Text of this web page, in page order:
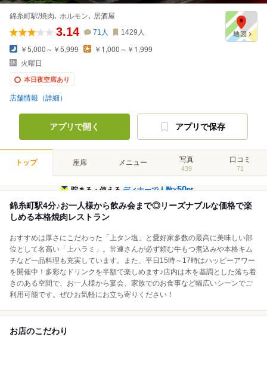
錦糸町駅/焼肉､ ホルモン､ 居酒屋
3.14 71 人 1429 人
￥5,000～￥5,999
￥1,000～￥1,999
火曜日
本日夜空席あり
店舗情報（詳細）
アプリで開く アプリで保存
トップ 座席 メニュー 写真
439
口コミ
71
貯まる・使えるディナーで人数×50pt
錦糸町駅4分♪お一人様から飲み会まで◎リーズナブルな価格で楽
しめる本格焼肉レストラン
おすすめは厚さにこだわった「上タン塩」と愛好家多数の最高に美味しい部
位として名高い「上ハラミ」。常連さんが必ず頼む牛もつ煮込みや本格キム
チなど一品料理も充実しています。また、平日15時～17時はハッピーアワー
を開催中！多彩なドリンクを半額で楽しめます♪店内は木を基調とした落ち着
きのある空間で、お一人様から宴会、家族でのお食事など幅広いシーンでご
利用可能です。ぜひお気軽にお立ち寄りください！
お店のこだわり